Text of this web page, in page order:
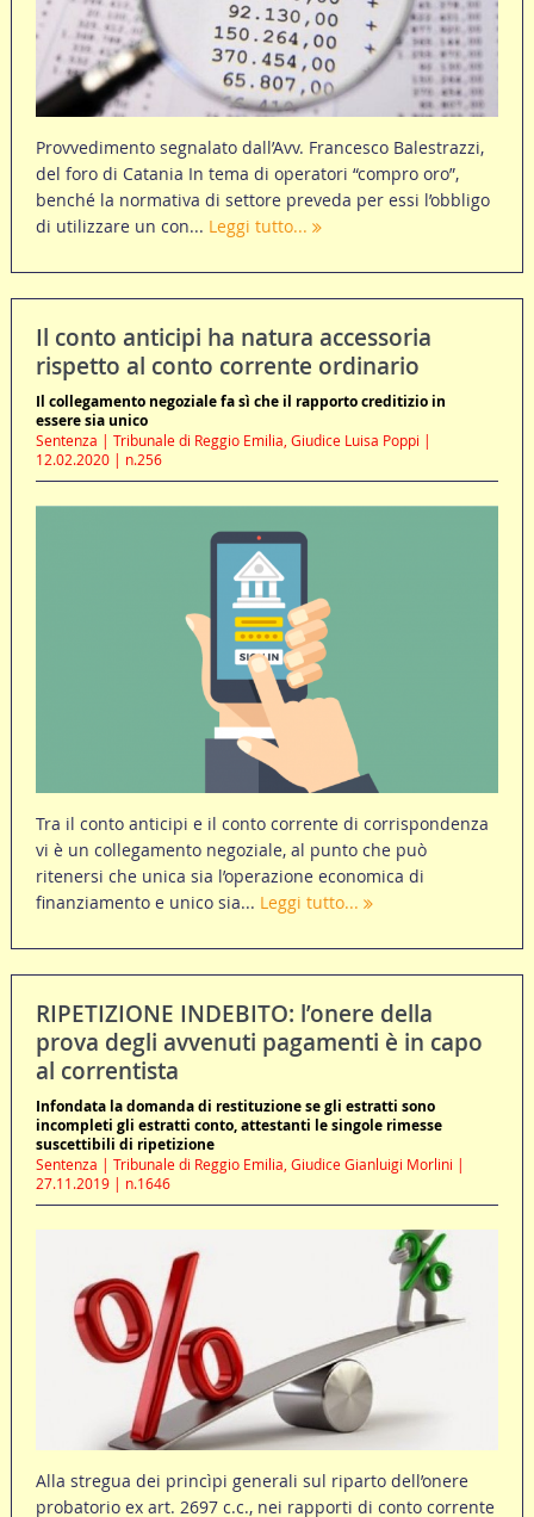
Provvedimento segnalato dall’Avv. Francesco Balestrazzi,
del foro di Catania In tema di operatori “compro oro”,
benché la normativa di settore preveda per essi l’obbligo
di utilizzare un con... Leggi tutto...
Il conto anticipi ha natura accessoria
rispetto al conto corrente ordinario
Il collegamento negoziale fa sì che il rapporto creditizio in
essere sia unico
Sentenza | Tribunale di Reggio Emilia, Giudice Luisa Poppi |
12.02.2020 | n.256
Tra il conto anticipi e il conto corrente di corrispondenza
vi è un collegamento negoziale, al punto che può
ritenersi che unica sia l’operazione economica di
finanziamento e unico sia... Leggi tutto...
RIPETIZIONE INDEBITO: l’onere della
prova degli avvenuti pagamenti è in capo
al correntista
Infondata la domanda di restituzione se gli estratti sono
incompleti gli estratti conto, attestanti le singole rimesse
suscettibili di ripetizione
Sentenza | Tribunale di Reggio Emilia, Giudice Gianluigi Morlini |
27.11.2019 | n.1646
Alla stregua dei princìpi generali sul riparto dell’onere
probatorio ex art. 2697 c.c., nei rapporti di conto corrente